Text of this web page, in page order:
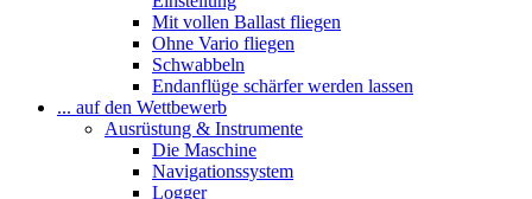
Mit vollen Ballast fliegen
Ohne Vario fliegen
Schwabbeln
Endanflüge schärfer werden lassen
... auf den Wettbewerb
Ausrüstung & Instrumente
Die Maschine
Navigationssystem
Logger